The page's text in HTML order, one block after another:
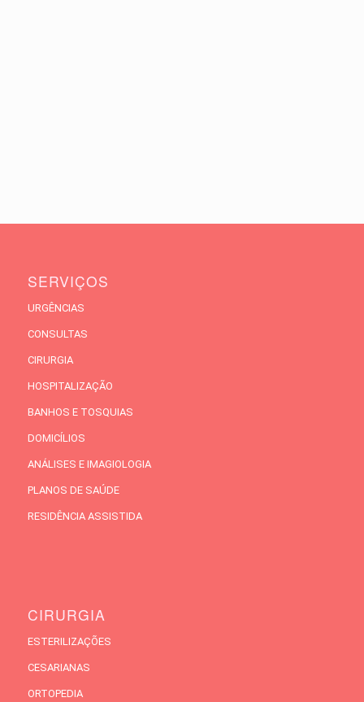
SERVIÇOS
URGÊNCIAS
CONSULTAS
CIRURGIA
HOSPITALIZAÇÃO
BANHOS E TOSQUIAS
DOMICÍLIOS
ANÁLISES E IMAGIOLOGIA
PLANOS DE SAÚDE
RESIDÊNCIA ASSISTIDA
CIRURGIA
ESTERILIZAÇÕES
CESARIANAS
ORTOPEDIA